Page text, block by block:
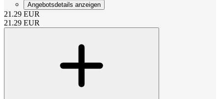
Angebotsdetails anzeigen
21.29 EUR
21.29 EUR